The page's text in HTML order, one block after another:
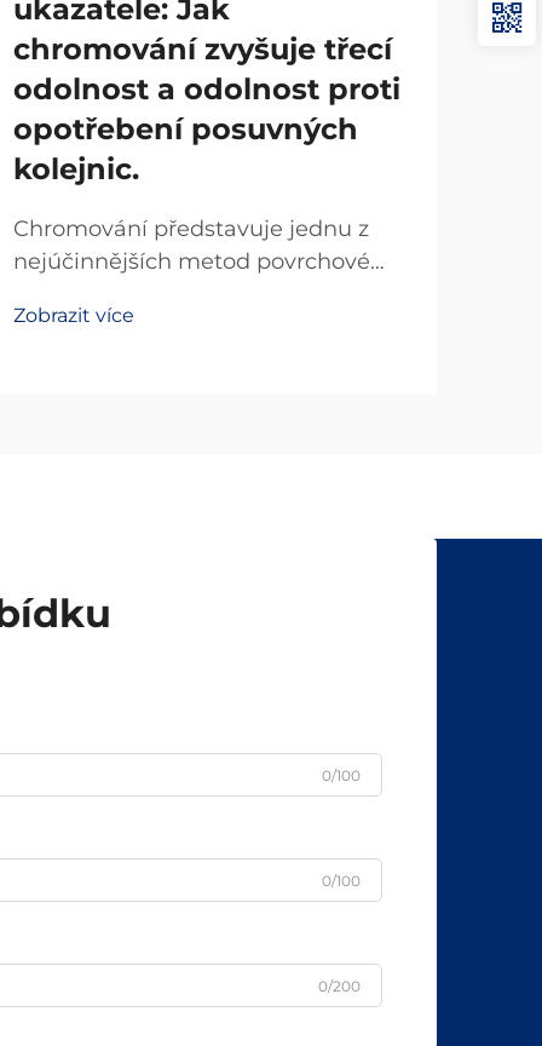
ukazatele: Jak
chromování zvyšuje třecí
odolnost a odolnost proti
opotřebení posuvných
kolejnic.
Chromování představuje jednu z
nejúčinnějších metod povrchové
parametrů posuvných kolejnic,
Zobrazit více
0/100
0/100
0/200